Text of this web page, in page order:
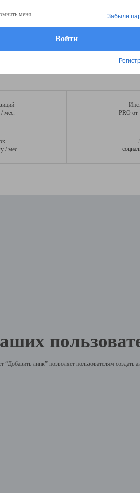
/ мес.
PRO от
/ мес.
линк” позволяет пользователям создать
меня Забыли